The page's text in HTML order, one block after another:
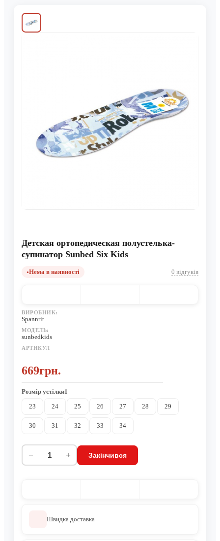
Детская ортопедическая полустелька-
супинатор Sunbed Six Kids
Нема в наявності 0 відгуків
ВИРОБНИК:
Spannrit
МОДЕЛЬ:
sunbedkids
АРТИКУЛ
—
669грн.
Розмiр устiлки1
23
24 25 26 27 28 29
30 31 32 33 34
− + Закінчився
Швидка доставка